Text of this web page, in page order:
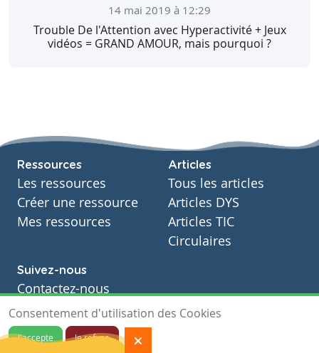
14 mai 2019 à 12:29
Trouble De l'Attention avec Hyperactivité + Jeux
vidéos = GRAND AMOUR, mais pourquoi ?
Ressources
Les ressources
Créer une ressource
Mes ressources
Articles
Tous les articles
Articles DYS
Articles TIC
Circulaires
Suivez-nous
Contactez-nous
Soutien scolaire
Notre page Facebook
Consentement d'utilisation des Cookies
J'accepte
Je refuse